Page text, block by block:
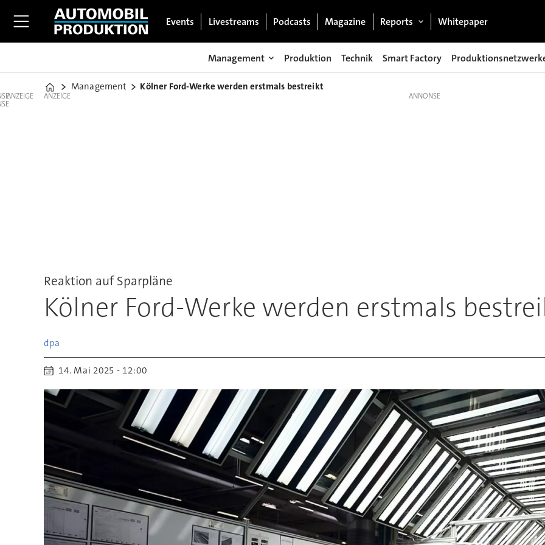
Events Livestreams Podcasts Magazine Reports Whitepaper
Management Produktion Technik Smart Factory
Home
Management Kölner Ford-Werke werden erstmals bestreikt
ANZEIGE ANZEIGE
Reaktion auf Sparpläne
Kölner Ford-Werke werden erstmals
dpa
14. Mai 2025 - 12:00